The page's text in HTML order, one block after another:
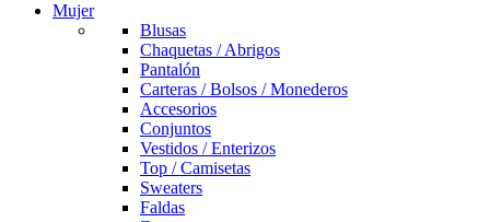
Mujer
Blusas
Chaquetas / Abrigos
Pantalón
Carteras / Bolsos / Monederos
Accesorios
Conjuntos
Vestidos / Enterizos
Top / Camisetas
Sweaters
Faldas